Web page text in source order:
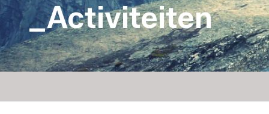
_Activiteiten